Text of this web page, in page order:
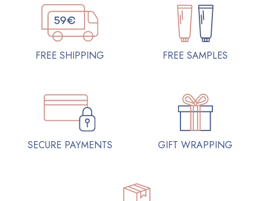
FREE SHIPPING FREE SAMPLES
SECURE PAYMENTS GIFT WRAPPING